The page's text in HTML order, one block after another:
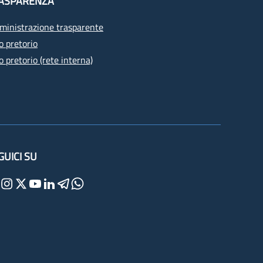
trasparente
pretorio
pretorio (rete interna)
SU